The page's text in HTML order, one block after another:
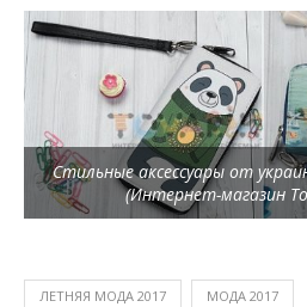
Стильные аксессуары от
(Интернет-магазин
ЛЕТНЯЯ МОДА 2017 МОДА 2017